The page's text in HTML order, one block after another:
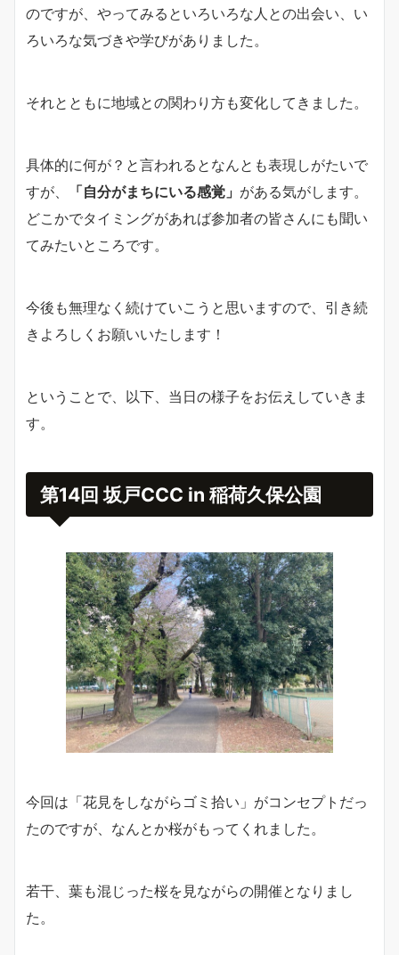
のですが、やってみるといろいろな人との出会い、い
ろいろな気づきや学びがありました。
それとともに地域との関わり方も変化してきました。
具体的に何が？と言われるとなんとも表現しがたいで
すが、
「自分がまちにいる感覚」 がある気がします。
どこかでタイミングがあれば参加者の皆さんにも聞い
てみたいところです。
今後も無理なく続けていこうと思いますので、引き続
きよろしくお願いいたします！
ということで、以下、当日の様子をお伝えしていきま
す。
第14回 坂戸CCC in 稲荷久保公園
今回は「花見をしながらゴミ拾い」がコンセプトだっ
たのですが、なんとか桜がもってくれました。
若干、葉も混じった桜を見ながらの開催となりまし
た。